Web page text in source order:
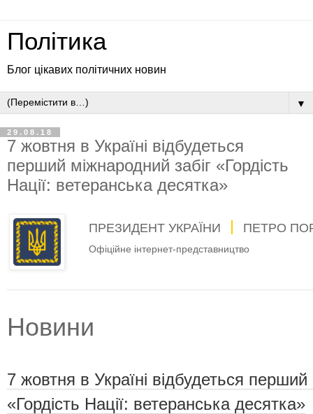
Політика
Блог цікавих політичних новин
▼
29.08.18
7 жовтня в Україні відбудеться
перший міжнародний забіг «Гордість
Нації: ветеранська десятка»
ПРЕЗИДЕНТ УКРАЇНИ ПЕТРО
Офіційне інтернет-представництво
Новини
7 жовтня в Україні відбудеться перший
«Гордість Нації: ветеранська десятка»